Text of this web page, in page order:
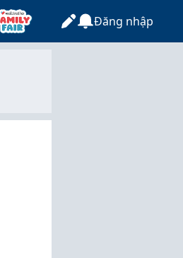
Đăng nhập